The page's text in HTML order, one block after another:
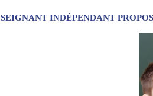
INDÉPENDANT